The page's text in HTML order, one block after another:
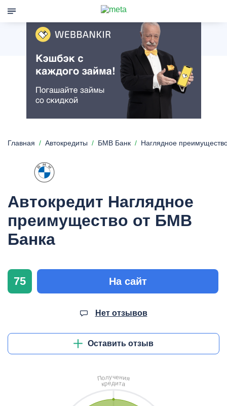
Главная Автокредиты БМВ Банк Наглядное
Автокредит Наглядное
преимущество от БМВ
Банка
75 На сайт
Нет отзывов
Оставить отзыв
Получения
кредита